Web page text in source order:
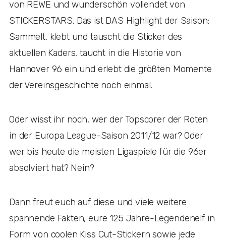
von REWE und wunderschön vollendet von
STICKERSTARS. Das ist DAS Highlight der Saison:
Sammelt, klebt und tauscht die Sticker des
aktuellen Kaders, taucht in die Historie von
Hannover 96 ein und erlebt die größten Momente
der Vereinsgeschichte noch einmal.
Oder wisst ihr noch, wer der Topscorer der Roten
in der Europa League-Saison 2011/12 war? Oder
wer bis heute die meisten Ligaspiele für die 96er
absolviert hat? Nein?
Dann freut euch auf diese und viele weitere
spannende Fakten, eure 125 Jahre-Legendenelf in
Form von coolen Kiss Cut-Stickern sowie jede